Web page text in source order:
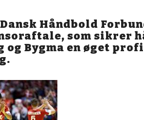
Håndbold
som sikrer
og Bygma en øget